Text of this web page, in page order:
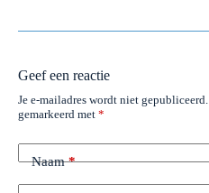
Geef een reactie
Je e-mailadres wordt niet gepubliceerd.
gemarkeerd met *
Naam*